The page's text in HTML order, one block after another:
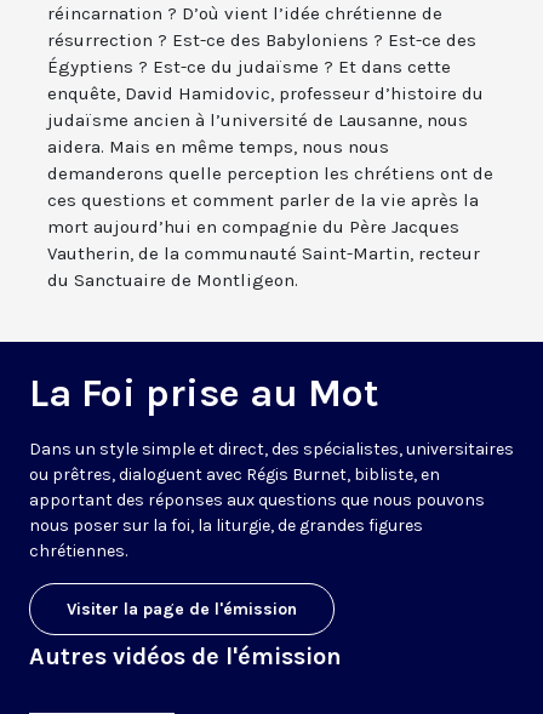
réincarnation ? D’où vient l’idée chrétienne de
résurrection ? Est-ce des Babyloniens ? Est-ce des
Égyptiens ? Est-ce du judaïsme ? Et dans cette
enquête, David Hamidovic, professeur d’histoire du
judaïsme ancien à l’université de Lausanne, nous
aidera. Mais en même temps, nous nous
demanderons quelle perception les chrétiens ont de
ces questions et comment parler de la vie après la
mort aujourd’hui en compagnie du Père Jacques
Vautherin, de la communauté Saint-Martin, recteur
du Sanctuaire de Montligeon.
La Foi prise au Mot
Dans un style simple et direct, des spécialistes, universitaires
ou prêtres, dialoguent avec Régis Burnet, bibliste, en
apportant des réponses aux questions que nous pouvons
nous poser sur la foi, la liturgie, de grandes figures
chrétiennes.
Visiter la page de l'émission
Autres vidéos de l'émission